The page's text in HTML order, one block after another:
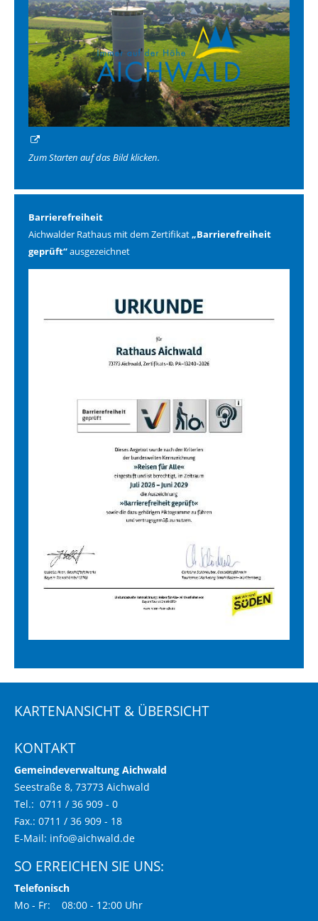
Zum Starten auf das Bild klicken.
Barrierefreiheit
Aichwalder Rathaus mit dem Zertifikat„Barrierefreiheit
geprüft“ausgezeichnet
KARTENANSICHT & ÜBERSICHT
KONTAKT
Gemeindeverwaltung Aichwald
Seestraße 8, 73773 Aichwald
Tel.: 0711 / 36 909 - 0
Fax.: 0711 / 36 909 - 18
E-Mail: info@aichwald.de
SO ERREICHEN SIE UNS:
Telefonisch
Mo - Fr: 08:00 - 12:00 Uhr